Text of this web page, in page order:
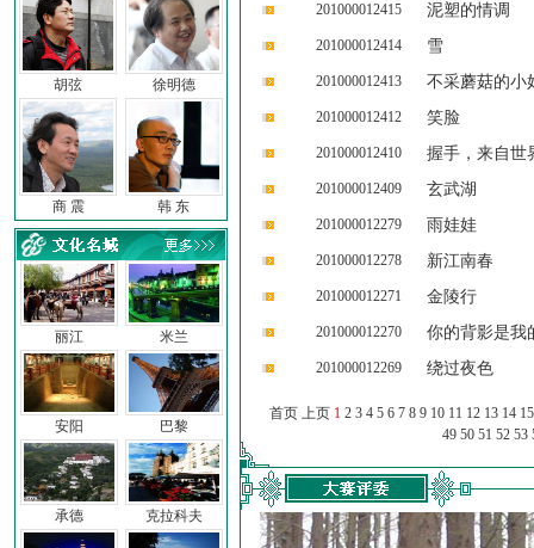
胡弦 徐明德
商 震 韩 东
丽江
安阳
承德
米兰
巴黎
克拉科夫
201000012415 泥塑的情调
201000012414 雪
201000012413 不采蘑菇的小
201000012412 笑脸
201000012410 握手，来自世
201000012409 玄武湖
201000012279 雨娃娃
201000012278 新江南春
201000012271 金陵行
201000012270 你的背影是我
201000012269 绕过夜色
首页 上页 1 2 3 4 5 6 7 8 9 10 11 12 13 14 15
49 50 51 52 53